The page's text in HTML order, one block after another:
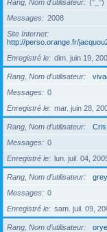
Rang, Nom d’utilisateur (°_°)
Messages
2008
Site Internet
http://perso.orange.fr/
Enregistré le
dim. juin 19,
Rang, Nom d’utilisateur
Messages
0
Enregistré le
mar. juin 28,
Rang, Nom d’utilisateur
Cris
Messages
0
Enregistré le
lun. juil. 04,
Rang, Nom d’utilisateur
Messages
0
Enregistré le
sam. juil. 09,
Rang, Nom d’utilisateur